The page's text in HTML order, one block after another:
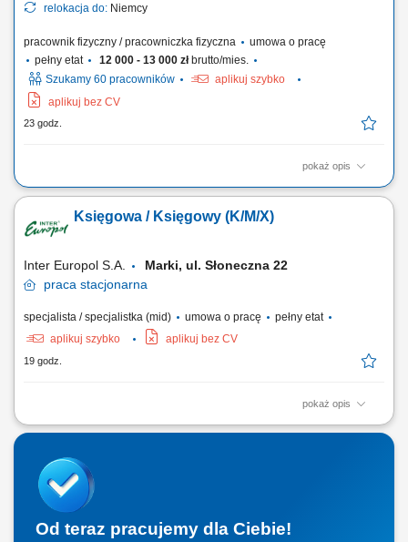
relokacja do: Niemcy
pracownik fizyczny / pracowniczka fizyczna
umowa o pracę
pełny etat
12 000 - 13 000 złbrutto/mies.
Szukamy 60 pracowników
aplikuj szybko
aplikuj bez CV
23 godz.
pokaż opis
Opis stanowiska Precyzyjne komisjonowanie: zbieranie artykułów
Mistrzostwo w pakowaniu: staranne pakowanie i przygotowywanie
towaru, tak aby bezpiecznie dotarł do celu. Obsługa systemu: intuicyjna
Księgowa / Księgowy (K/M/X)
Inter Europol S.A.
Marki, ul. Słoneczna 22
praca stacjonarna
specjalista / specjalistka (mid) umowa o pracę
pełny etat
aplikuj szybko
aplikuj bez CV
19 godz.
pokaż opis
Główne zadania: Prowadzenie bieżącej ewidencji księgowej zgodnie z
sprzedażowych; Rozliczanie transakcji wewnątrzwspólnotowych oraz
importu usług; Rozliczanie zagranicznych delegacji służbowych; Udział
w procesie...
Od teraz pracujemy dla Ciebie!